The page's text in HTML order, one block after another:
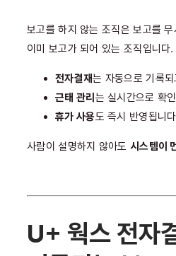
보고를 하지 않는 조직은 보고를
이미 보고가 되어 있는 조직입니다.
전자결재는 자동으로 기록되
근태 관리 는 실시간으로 확
휴가 사용도 즉시 반영됩니다
사람이 설명하지 않아도 시스템이
U+ 웍스 전자